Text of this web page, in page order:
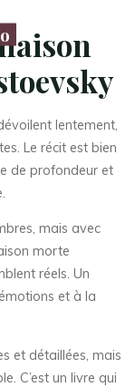
lentement,
Le récit est bien
de profondeur et
mais avec
morte
réels. Un
et à la
et détaillées, mais
C’est un livre qui